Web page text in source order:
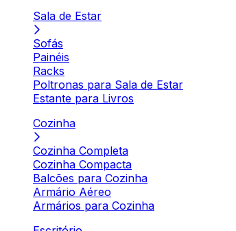
Sala de Estar
Sofás
Painéis
Racks
Poltronas para Sala de Estar
Estante para Livros
Cozinha
Cozinha Completa
Cozinha Compacta
Balcões para Cozinha
Armário Aéreo
Armários para Cozinha